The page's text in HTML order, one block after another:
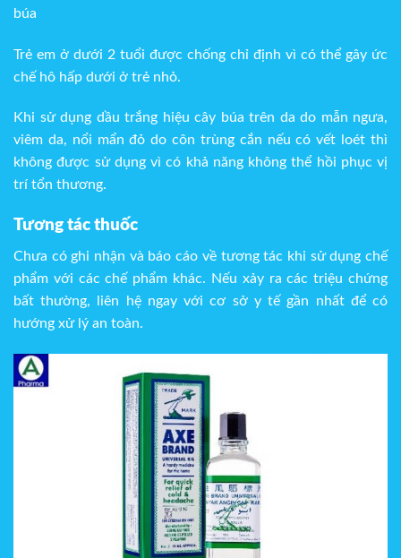
búa
Trẻ em ở dưới 2 tuổi được chống chỉ định vì có thể gây ức
chế hô hấp dưới ở trẻ nhỏ.
Khi sử dụng dầu trắng hiệu cây búa trên da do mẫn ngưa,
viêm da, nổi mẩn đỏ do côn trùng cắn nếu có vết loét thì
không được sử dụng vì có khả năng không thể hồi phục vị
trí tổn thương.
Tương tác thuốc
Chưa có ghi nhận và báo cáo về tương tác khi sử dụng chế
phẩm với các chế phẩm khác. Nếu xảy ra các triệu chứng
bất thường, liên hệ ngay với cơ sở y tế gần nhất để có
hướng xử lý an toàn.